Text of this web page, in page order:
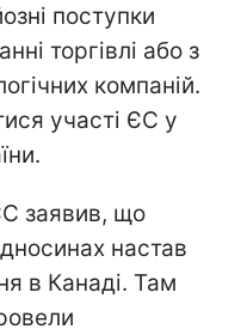
поступки
торгівлі або з
компаній.
участі ЄС у
заявив, що
настав
в Канаді. Там